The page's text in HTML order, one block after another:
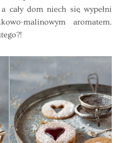
cały dom niech się wypełni
malinowym aromatem.